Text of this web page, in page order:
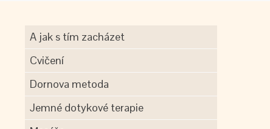
A jak s tím zacházet
Cvičení
Dornova metoda
Jemné dotykové terapie